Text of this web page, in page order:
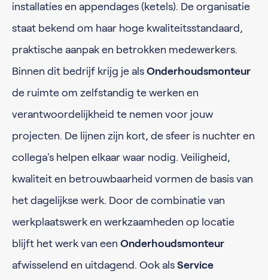
installaties en appendages (ketels). De organisatie
staat bekend om haar hoge kwaliteitsstandaard,
praktische aanpak en betrokken medewerkers.
Binnen dit bedrijf krijg je als Onderhoudsmonteur
de ruimte om zelfstandig te werken en
verantwoordelijkheid te nemen voor jouw
projecten. De lijnen zijn kort, de sfeer is nuchter en
collega's helpen elkaar waar nodig. Veiligheid,
kwaliteit en betrouwbaarheid vormen de basis van
het dagelijkse werk. Door de combinatie van
werkplaatswerk en werkzaamheden op locatie
blijft het werk van een Onderhoudsmonteur
afwisselend en uitdagend. Ook als Service